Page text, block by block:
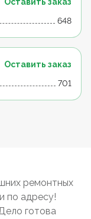
648
Оставить заказ
701
ремонтных
по адресу!
готова